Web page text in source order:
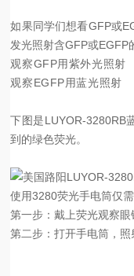
如果同学们想看GFP或
发光照射含GFP或EGFP
观察GFP用紫外光照射
观察EGFP用蓝光照射
下图是LUYOR-3280RB
到的绿色荧光。
使用3280荧光手电筒仅
第一步：戴上荧光观察眼
第二步：打开手电筒，照